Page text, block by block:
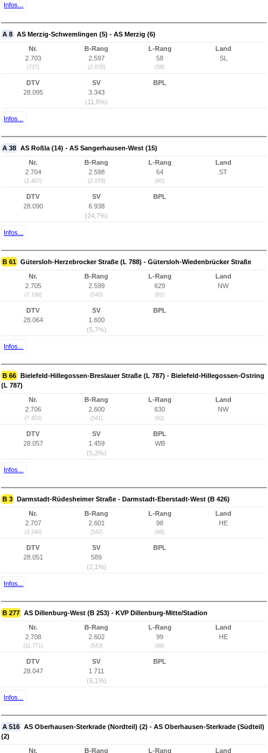
Infos...
A 8 AS Merzig-Schwemlingen (5) - AS Merzig (6)
Nr.
2.703
(737)
B-Rang
2.597
(2.078)
L-Rang
58
(58)
Land
SL
DTV
28.095
SV
3.343
(11,9%)
BPL
Infos...
A 38 AS Roßla (14) - AS Sangerhausen-West (15)
Nr.
2.704
(1.407)
B-Rang
2.598
(2.079)
L-Rang
64
(60)
Land
ST
DTV
28.090
SV
6.938
(24,7%)
BPL
Infos...
B 61 Gütersloh-Herzebrocker Straße (L 788) - Gütersloh-Wiedenbrücker Straße
Nr.
2.705
(7.199)
B-Rang
2.599
(540)
L-Rang
629
(81)
Land
NW
DTV
28.064
SV
1.600
(5,7%)
BPL
Infos...
B 66 Bielefeld-Hillegossen-Breslauer Straße (L 787) - Bielefeld-Hillegossen-Ostring
(L 787)
Nr.
2.706
(7.453)
B-Rang
2.600
(541)
L-Rang
630
(82)
Land
NW
DTV
28.057
SV
1.459
(5,2%)
BPL
WB
Infos...
B 3 Darmstadt-Rüdesheimer Straße - Darmstadt-Eberstadt-West (B 426)
Nr.
2.707
(3.246)
B-Rang
2.601
(542)
L-Rang
98
(98)
Land
HE
DTV
28.051
SV
589
(2,1%)
BPL
Infos...
B 277 AS Dillenburg-West (B 253) - KVP Dillenburg-Mitte/Stadion
Nr.
2.708
(11.771)
B-Rang
2.602
(543)
L-Rang
99
(99)
Land
HE
DTV
28.047
SV
1.711
(6,1%)
BPL
Infos...
A 516 AS Oberhausen-Sterkrade (Nordteil) (2) - AS Oberhausen-Sterkrade (Südteil)
(2)
Nr. B-Rang L-Rang Land